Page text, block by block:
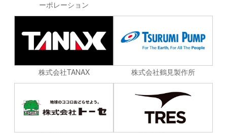
ーポレーション
株式会社TANAX 株式会社鶴見製作所